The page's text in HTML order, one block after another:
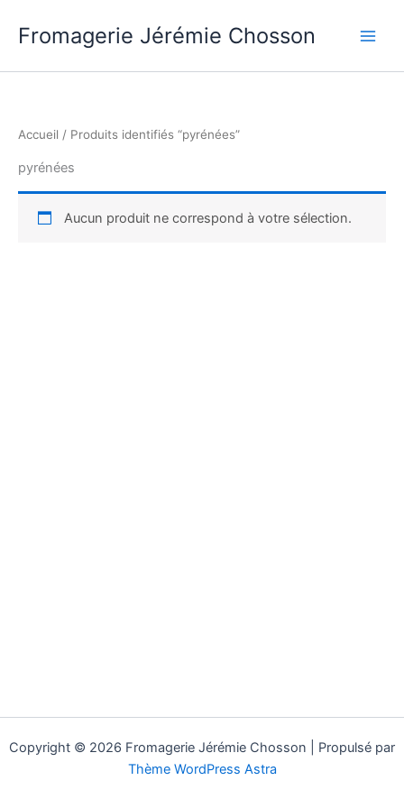
Fromagerie Jérémie Chosson
Accueil / Produits identifiés “pyrénées”
pyrénées
Aucun produit ne correspond à votre sélection.
Copyright © 2026 Fromagerie Jérémie Chosson | Propulsé par
Thème WordPress Astra